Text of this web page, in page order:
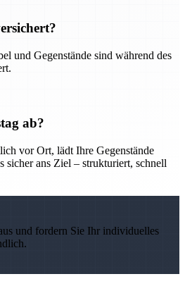
und Gegenstände sind während des
ab?
vor Ort, lädt Ihre Gegenstände
sicher ans Ziel – strukturiert, schnell
und fordern Sie Ihr individuelles